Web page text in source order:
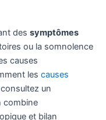
des symptômes
ou la somnolence
causes
les causes
un
combine
et bilan